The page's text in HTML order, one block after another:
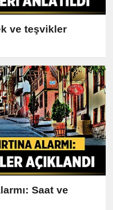
ve teşvikler
Saat ve